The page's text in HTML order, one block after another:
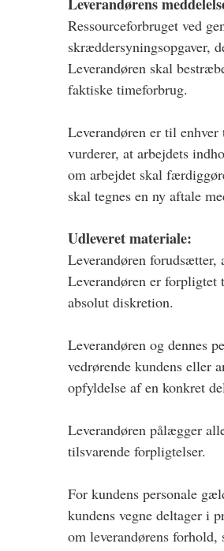
Ressourceforbruget ved
skræddersyningsopgaver,
Leverandøren skal
faktiske timeforbrug.
Leverandøren er til
vurderer, at arbejdets
om arbejdet skal
skal tegnes en ny aftale
Udleveret materiale:
Leverandøren
Leverandøren er
absolut diskretion.
Leverandøren og dennes
vedrørende kundens eller
opfyldelse af en konkret
Leverandøren pålægger
tilsvarende forpligtelser.
For kundens personale
kundens vegne deltager i
om leverandørens